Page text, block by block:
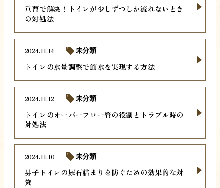
重曹で解決！トイレが少しずつしか流れないとき
の対処法
トイレの水量調整で節水を実現する方法
2024.11.14 未分類
トイレのオーバーフロー管の役割とトラブル時の
対処法
2024.11.12 未分類
男子トイレの尿石詰まりを防ぐための効果的な対
策
2024.11.10 未分類